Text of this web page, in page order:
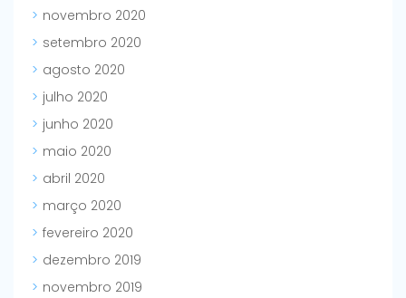
novembro 2020
setembro 2020
agosto 2020
julho 2020
junho 2020
maio 2020
abril 2020
março 2020
fevereiro 2020
dezembro 2019
novembro 2019